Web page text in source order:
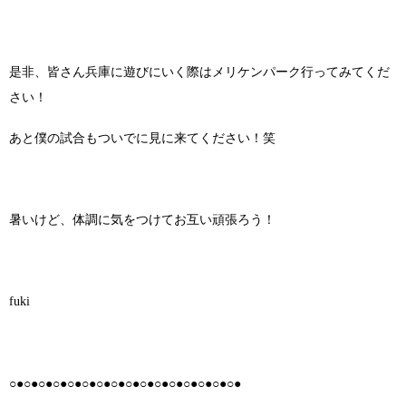
是非、皆さん兵庫に遊びにいく際はメリケンパーク行ってみてくだ
さい！
あと僕の試合もついでに見に来てください！笑
暑いけど、体調に気をつけてお互い頑張ろう！
fuki
○●○●○●○●○●○●○●○●○●○●○●○●○●○●○●○●